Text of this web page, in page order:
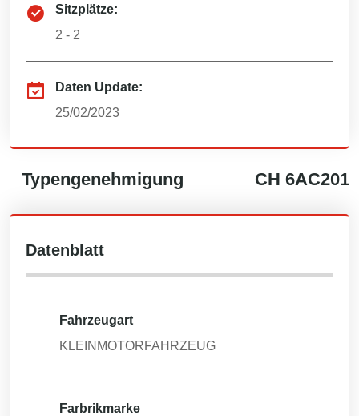
Sitzplätze:
2 - 2
Daten Update:
25/02/2023
Typengenehmigung CH 6AC201
Datenblatt
Fahrzeugart
KLEINMOTORFAHRZEUG
Farbrikmarke